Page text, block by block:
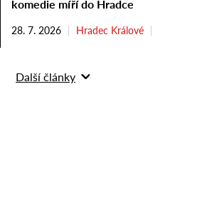
komedie míří do Hradce
28. 7. 2026 Hradec Králové
Další články